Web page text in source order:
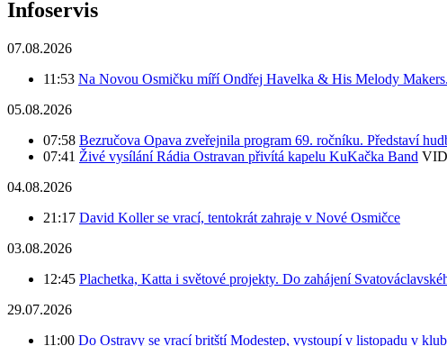
Infoservis
07.08.2026
11:53 Na Novou Osmičku míří Ondřej Havelka & His Melody
05.08.2026
07:58 Bezručova Opava zveřejnila program 69. ročníku. Představí
07:41 Živé vysílání Rádia Ostravan přivítá kapelu KuKačka Band
04.08.2026
21:17 David Koller se vrací, tentokrát zahraje v Nové Osmičce
03.08.2026
12:45 Plachetka, Katta i světové projekty. Do zahájení
29.07.2026
11:00 Do Ostravy se vrací britští Modestep, vystoupí v listopadu v